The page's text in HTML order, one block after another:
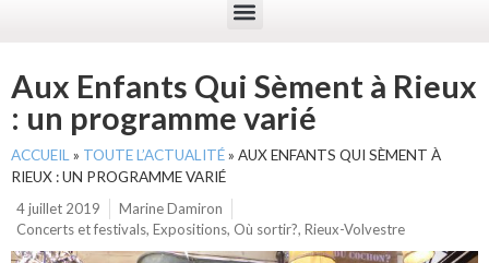
Aux Enfants Qui Sèment à Rieux
: un programme varié
ACCUEIL » TOUTE L’ACTUALITÉ» AUX ENFANTS QUI SÈMENT À
RIEUX : UN PROGRAMME VARIÉ
4 juillet 2019
Marine Damiron
Concerts et festivals, Expositions, Où sortir?, Rieux-Volvestre